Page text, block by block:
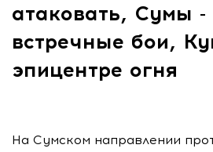
атаковать, Сумы
встречные бои,
эпицентре огня
На Сумском направлении